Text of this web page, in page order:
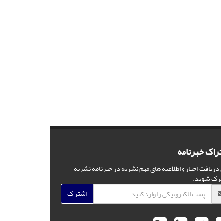
خبرنامه
دریافت اخبار و اطلاعیه های مهم نشریه در خبرنامه نشریه
شوید.
اشتراک